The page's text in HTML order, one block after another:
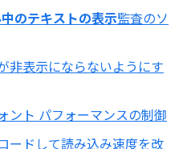
のテキストの表示監査のソ
非表示にならないようにす
ント パフォーマンスの制御
ードして読み込み速度を改